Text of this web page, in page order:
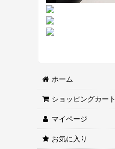
ホーム
ショッピングカート
マイページ
お気に入り